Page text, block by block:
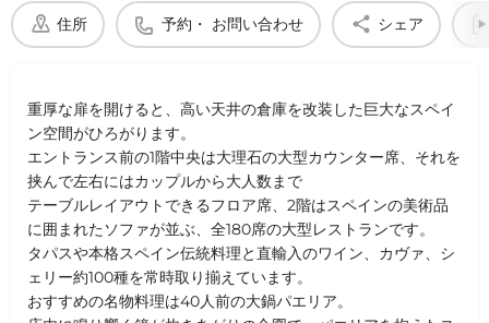
住所 予約・ お問い合わせ シェア
重厚な扉を開けると、高い天井の倉庫を改装した巨大なスペイ
ン空間がひろがります。
エントランス前の1階中央は大理石の大型カウンター席、それを
挟んで左右にはカップルから大人数まで
テーブルレイアウトできるフロア席、2階はスペインの美術品
に囲まれたソファが並ぶ、全180席の大型レストランです。
タパスや本格スペイン伝統料理と直輸入のワイン、カヴァ、シ
ェリー約100種を常時取り揃えています。
おすすめの名物料理は40人前の大鍋パエリア。